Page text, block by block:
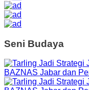
Seni Budaya